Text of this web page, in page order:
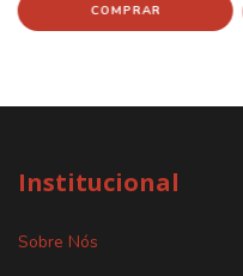
Institucional
Sobre Nós